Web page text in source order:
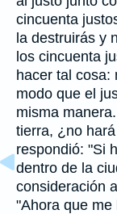
cincuenta
la destruirás y
los cincuenta
hacer tal cosa:
modo que el
misma
tierra, ¿no
respondió: "Si
dentro de la
consideración
"Ahora que me